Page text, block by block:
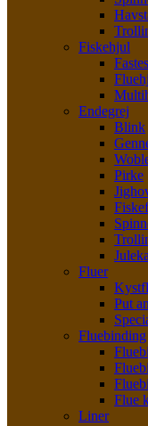
Fiskehjul
Endegrej
Blink
Pirke
Fluer
Put
Fluebinding
Flue
Liner